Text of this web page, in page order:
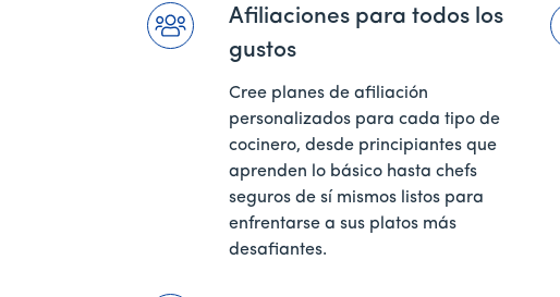
Afiliaciones para todos los
gustos
Cree planes de afiliación
personalizados para cada tipo de
cocinero, desde principiantes que
aprenden lo básico hasta chefs
seguros de sí mismos listos para
enfrentarse a sus platos más
desafiantes.